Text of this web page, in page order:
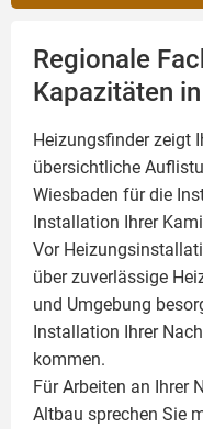
Regionale
Kapazitäten
Heizungsfinder zeigt
übersichtliche
Wiesbaden für die
Installation Ihrer
Vor
über zuverlässige
und Umgebung
Installation Ihrer
kommen.
Für Arbeiten an Ihrer
Altbau sprechen Sie